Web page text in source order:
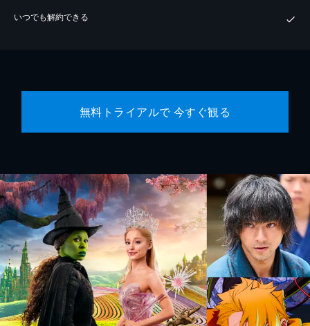
いつでも解約できる
無料トライアルで 今すぐ観る